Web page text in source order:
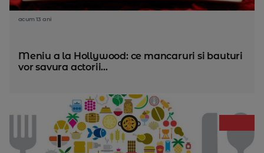
acum 13 ani
Meniu a la Hollywood: ce mancaruri si bauturi
vor savura actorii...